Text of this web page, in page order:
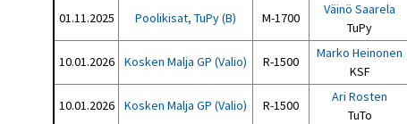
01.11.2025 Poolikisat, TuPy (B) M-1700
Väinö Saarela
TuPy
10.01.2026 Kosken Malja GP (Valio) R-1500
Marko Heinonen
KSF
10.01.2026 Kosken Malja GP (Valio) R-1500
Ari Rosten
TuTo